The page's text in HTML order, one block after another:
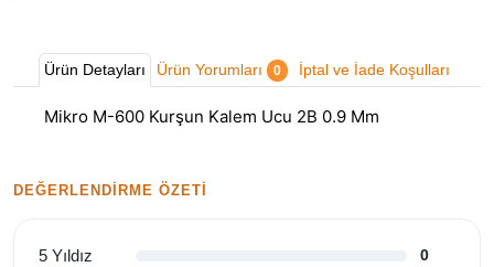
Ürün Detayları Ürün Yorumları 0 İptal ve İade Koşulları
Mikro M-600 Kurşun Kalem Ucu 2B 0.9 Mm
DEĞERLENDIRME ÖZETI
5 Yıldız 0